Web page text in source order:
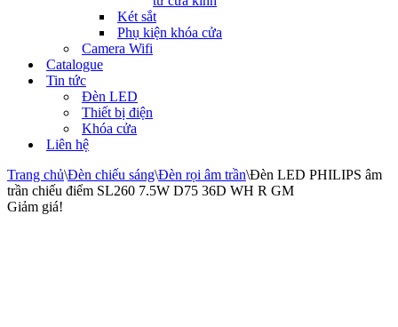
Két sắt
Phụ kiện khóa cửa
Camera Wifi
Catalogue
Tin tức
Đèn LED
Thiết bị điện
Khóa cửa
Liên hệ
Trang chủ\Đèn chiếu sáng\Đèn rọi âm trần\Đèn LED PHILIPS âm
trần chiếu điểm SL260 7.5W D75 36D WH R GM
Giảm giá!